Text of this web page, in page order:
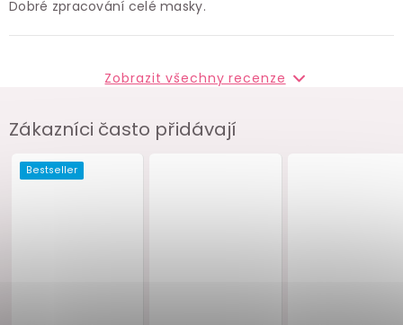
Dobré zpracování celé masky.
Zobrazit všechny recenze
Zákazníci často přidávají